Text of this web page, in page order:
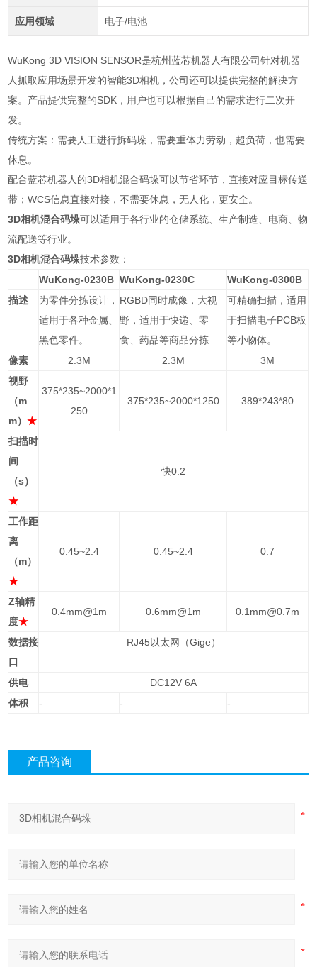
应用领域 电子/电池
WuKong 3D VISION SENSOR是杭州蓝芯机器人有限公司针对机器
人抓取应用场景开发的智能3D相机，公司还可以提供完整的解决方
案。产品提供完整的SDK，用户也可以根据自己的需求进行二次开
发。
传统方案：需要人工进行拆码垛，需要重体力劳动，超负荷，也需要
休息。
配合蓝芯机器人的3D相机混合码垛可以节省环节，直接对应目标传送
带；WCS信息直接对接，不需要休息，无人化，更安全。
3D相机混合码垛可以适用于各行业的仓储系统、生产制造、电商、物
流配送等行业。
3D相机混合码垛技术参数：
WuKong-0230B WuKong-0230C
WuKong-0300B
描述
为零件分拣设计，
适用于各种金属、
黑色零件。
RGBD同时成像，大视
野，适用于快递、零
食、药品等商品分拣
可精确扫描，适用
于扫描电子PCB板
等小物体。
像素
2.3M 2.3M
3M
视野
（m
m）★
375*235~2000*1
250
375*235~2000*1250 389*243*80
扫描时
间
（s）
★
快0.2
工作距
离
（m）
★
0.45~2.4 0.45~2.4 0.7
Z轴精
度★
0.4mm@1m 0.6mm@1m 0.1mm@0.7m
数据接
口
RJ45以太网（Gige）
供电
DC12V 6A
体积
- - -
产品咨询